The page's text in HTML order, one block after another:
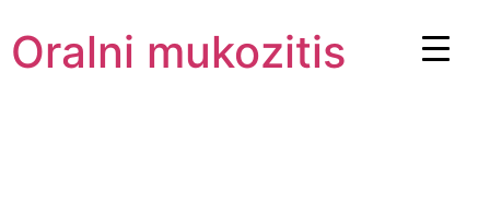
Oralni mukozitis